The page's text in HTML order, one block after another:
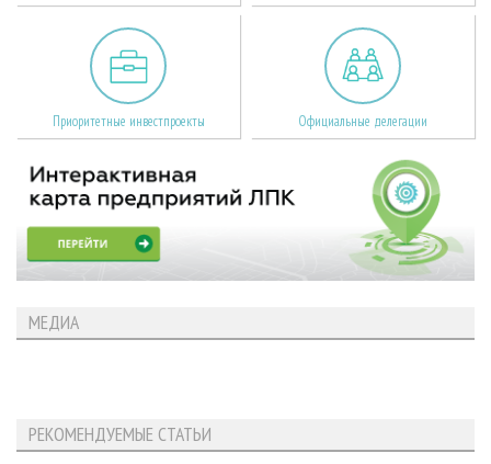
Приоритетные инвестпроекты Официальные делегации
МЕДИА
РЕКОМЕНДУЕМЫЕ СТАТЬИ